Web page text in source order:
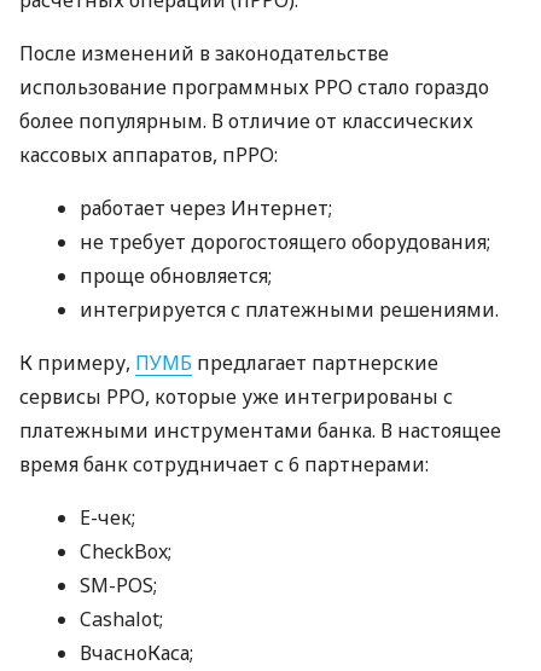
После изменений в законодательстве
использование программных РРО стало гораздо
более популярным. В отличие от классических
кассовых аппаратов, пРРО:
работает через Интернет;
не требует дорогостоящего оборудования;
проще обновляется;
интегрируется с платежными решениями.
К примеру, ПУМБ предлагает партнерские
сервисы РРО, которые уже интегрированы с
платежными инструментами банка. В настоящее
время банк сотрудничает с 6 партнерами:
E-чек;
CheckBox;
SM-POS;
Cashalot;
ВчасноКаса;